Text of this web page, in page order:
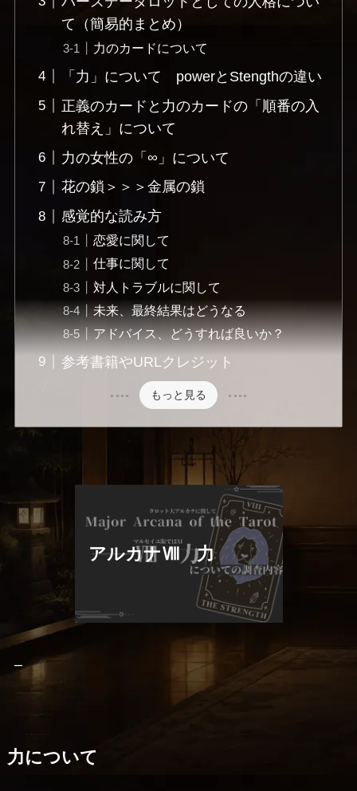
て（簡易的まとめ）
力のカードについて
「力」について powerとStengthの違い
正義のカードと力のカードの「順番の入
れ替え」について
力の女性の「∞」について
花の鎖＞＞＞金属の鎖
感覚的な読み方
恋愛に関して
仕事に関して
対人トラブルに関して
未来、最終結果はどうなる
アドバイス、どうすれば良いか？
参考書籍やURLクレジット
もっと見る
アルカナⅧ 力
–
力について